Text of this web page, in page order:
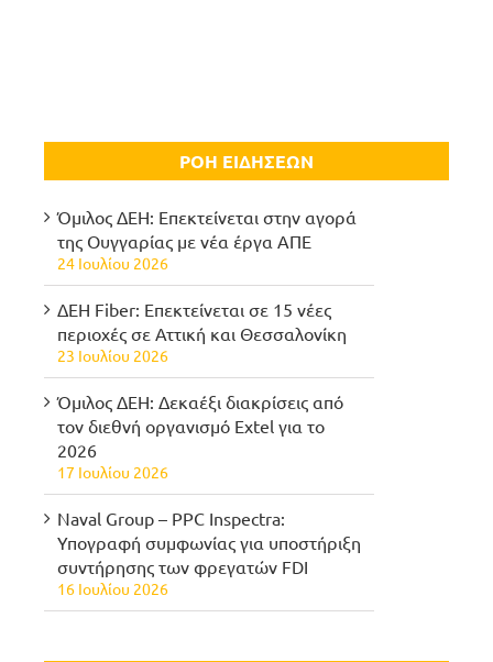
ΡΟΗ ΕΙΔΗΣΕΩΝ
Όμιλος ΔΕΗ: Επεκτείνεται στην αγορά
της Ουγγαρίας με νέα έργα ΑΠΕ
24 Ιουλίου 2026
ΔΕΗ Fiber: Επεκτείνεται σε 15 νέες
περιοχές σε Αττική και Θεσσαλονίκη
23 Ιουλίου 2026
Όμιλος ΔΕΗ: Δεκαέξι διακρίσεις από
τον διεθνή οργανισμό Extel για το
2026
17 Ιουλίου 2026
Naval Group – PPC Inspectra:
Υπογραφή συμφωνίας για υποστήριξη
συντήρησης των φρεγατών FDI
16 Ιουλίου 2026